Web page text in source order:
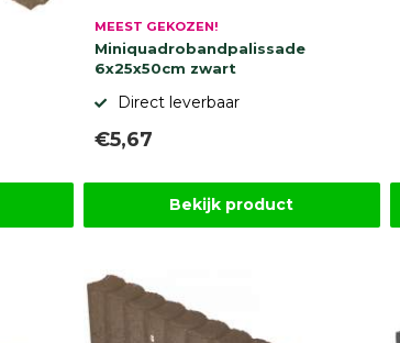
MEEST GEKOZEN!
Miniquadrobandpalissade
6x25x50cm zwart
Direct leverbaar
€5,67
Bekijk product